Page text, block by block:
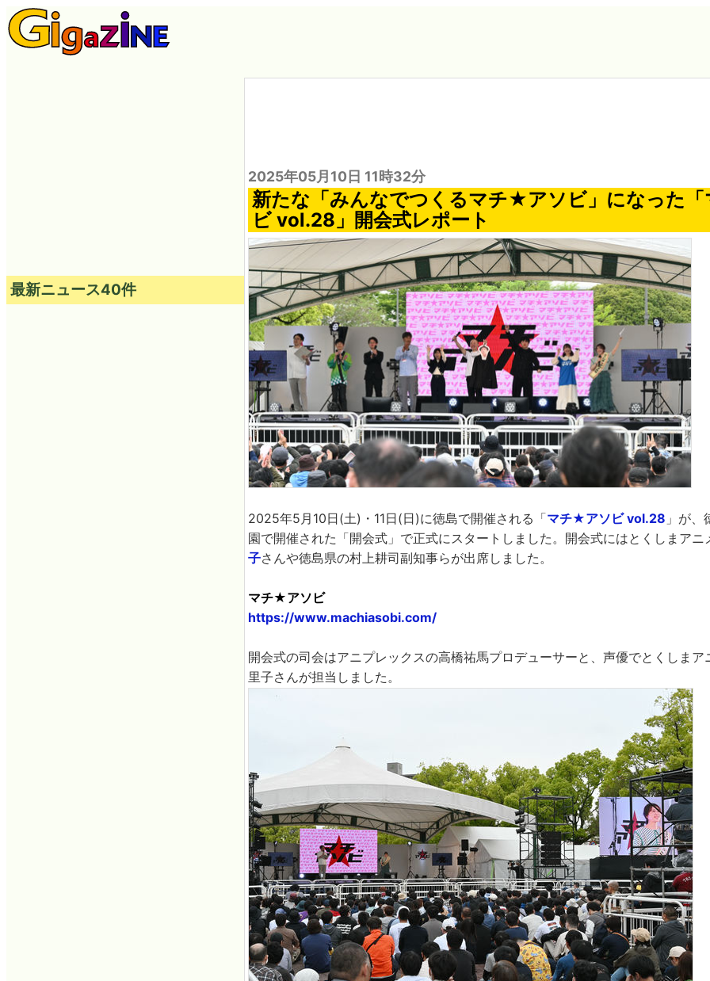
2025年05月10日 11時32分
新たな「みんなでつくるマチ★アソビ」になった
ビ vol.28」開会式レポート
2025年5月10日(土)・11日(日)に徳島で開催される「マチ★アソビ vol.28 」が
園で開催された「開会式」で正式にスタートしました。開会式にはとくしまアニ
子さんや徳島県の村上耕司副知事らが出席しました。
マチ★アソビ
https://www.machiasobi.com/
開会式の司会はアニプレックスの高橋祐馬プロデューサーと、声優でとくしまア
里子さんが担当しました。
最新ニュース40件